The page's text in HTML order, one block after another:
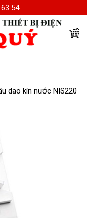
54
dao kín nước NIS220